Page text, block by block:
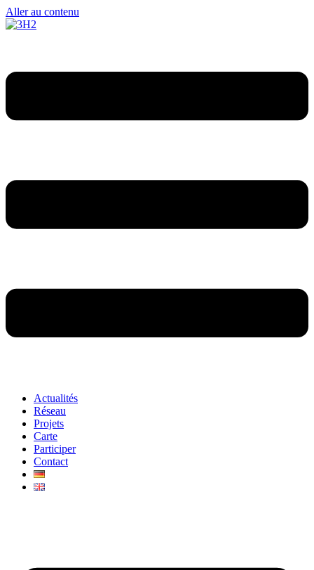
Aller au contenu
Actualités
Réseau
Projets
Carte
Participer
Contact